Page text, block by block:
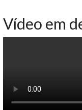
Vídeo em